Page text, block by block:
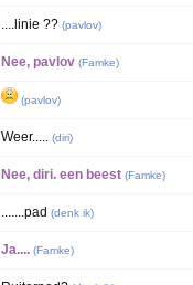
....linie ?? (pavlov)
Nee, pavlov (Famke)
(pavlov)
Weer..... (diri)
Nee, diri. een beest (Famke)
.......pad (denk ik)
Ja.... (Famke)